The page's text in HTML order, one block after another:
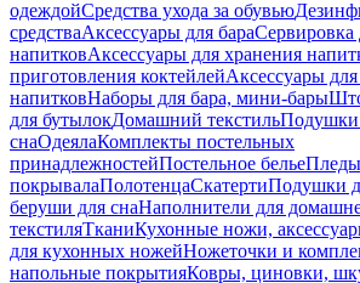
одеждойСредства ухода за обувью
средстваАксессуары для бараСервировка
напитковАксессуары для хранения
приготовления коктейлейАксессуары
напитковНаборы для бара, мини-бары
для бутылокДомашний текстильПодушки
снаОдеялаКомплекты постельных
принадлежностейПостельное белье
покрывалаПолотенцаСкатертиПодушки
беруши для снаНаполнители для
текстиляТканиКухонные ножи,
для кухонных ножейНожеточки и
напольные покрытияКовры, циновки,